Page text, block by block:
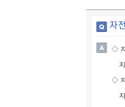
자
◇
◇